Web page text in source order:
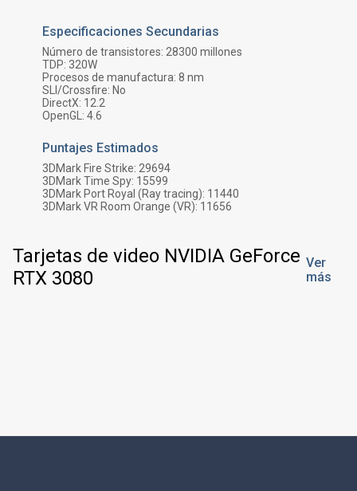
Especificaciones Secundarias
Número de transistores: 28300 millones
TDP: 320W
Procesos de manufactura: 8 nm
SLI/Crossfire: No
DirectX: 12.2
OpenGL: 4.6
Puntajes Estimados
3DMark Fire Strike: 29694
3DMark Time Spy: 15599
3DMark Port Royal (Ray tracing): 11440
3DMark VR Room Orange (VR): 11656
Tarjetas de video NVIDIA GeForce
RTX 3080
Ver
más